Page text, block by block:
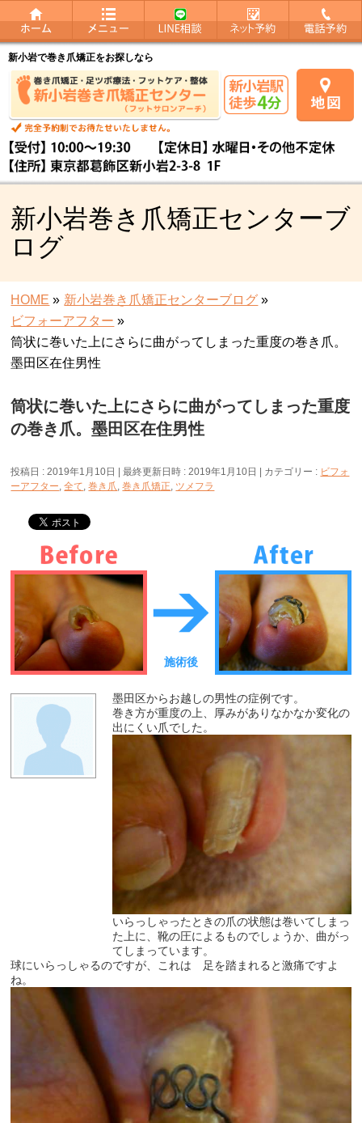
新小岩で巻き爪矯正をお探しなら
新小岩巻き爪矯正センターブ
ログ
HOME » 新小岩巻き爪矯正センターブログ »
ビフォーアフター »
筒状に巻いた上にさらに曲がってしまった重度の巻き爪。
墨田区在住男性
筒状に巻いた上にさらに曲がってしまった重度
の巻き爪。墨田区在住男性
投稿日 : 2019年1月10日 最終更新日時 : 2019年1月10日 カテゴリー : ビフォ
ーアフター,全て,巻き爪,巻き爪矯正, ツメフラ
施術後
墨田区からお越しの男性の症例です。
巻き方が重度の上、厚みがありなかなか変化の
出にくい爪でした。
いらっしゃったときの爪の状態は巻いてしまっ
た上に、靴の圧によるものでしょうか、曲がっ
てしまっています。
球にいらっしゃるのですが、これは 足を踏まれると激痛ですよ
ね。